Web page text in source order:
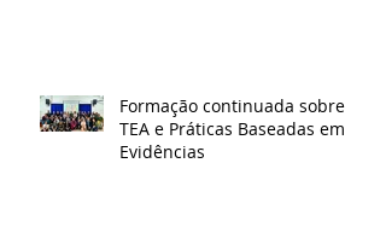
Formação continuada sobre
TEA e Práticas Baseadas em
Evidências